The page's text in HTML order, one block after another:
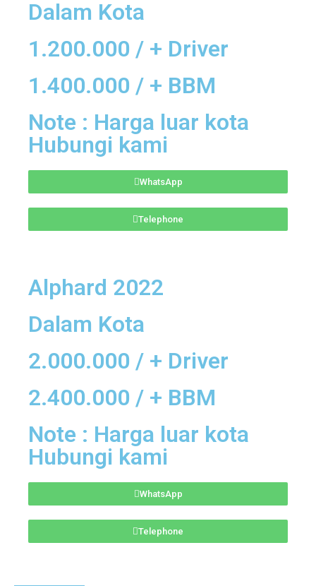
Dalam Kota
1.200.000 / + Driver
1.400.000 / + BBM
Note : Harga luar kota
Hubungi kami
WhatsApp
Telephone
Alphard 2022
Dalam Kota
2.000.000 / + Driver
2.400.000 / + BBM
Note : Harga luar kota
Hubungi kami
WhatsApp
Telephone